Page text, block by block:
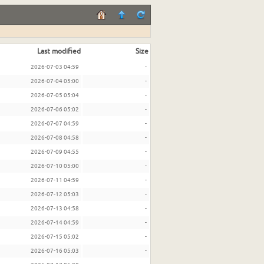
Last modified
Size
2026-07-03 04:59 -
2026-07-04 05:00 -
2026-07-05 05:04 -
2026-07-06 05:02 -
2026-07-07 04:59 -
2026-07-08 04:58 -
2026-07-09 04:55 -
2026-07-10 05:00 -
2026-07-11 04:59 -
2026-07-12 05:03 -
2026-07-13 04:58 -
2026-07-14 04:59 -
2026-07-15 05:02 -
2026-07-16 05:03 -